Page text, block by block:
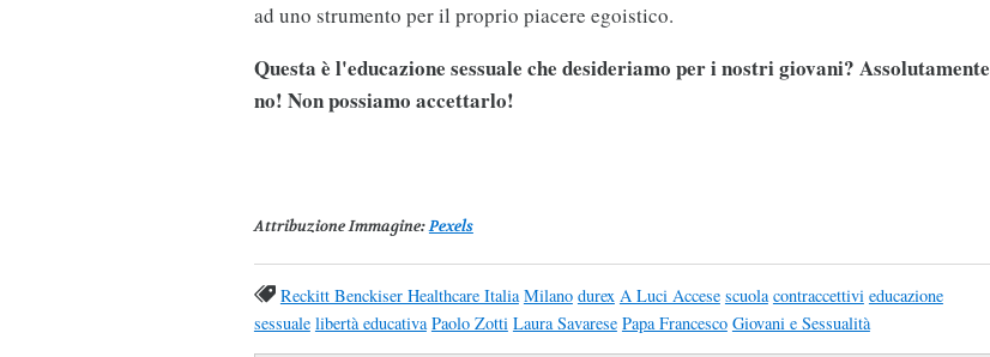
ad uno strumento per il proprio piacere egoistico.
Questa è l'educazione sessuale che desideriamo per i nostri giovani? Assolutamente
no! Non possiamo accettarlo!
Attribuzione Immagine:Pexels
Reckitt Benckiser Healthcare Italia Milano durex A Luci Accese scuola contraccettivi educazione
sessuale libertà educativa Paolo Zotti Laura Savarese Papa Francesco Giovani e Sessualità